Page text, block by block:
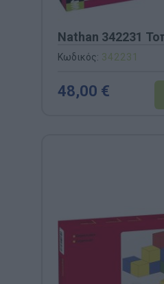
Nathan 342231
Κωδικός: 342231
48,00 €